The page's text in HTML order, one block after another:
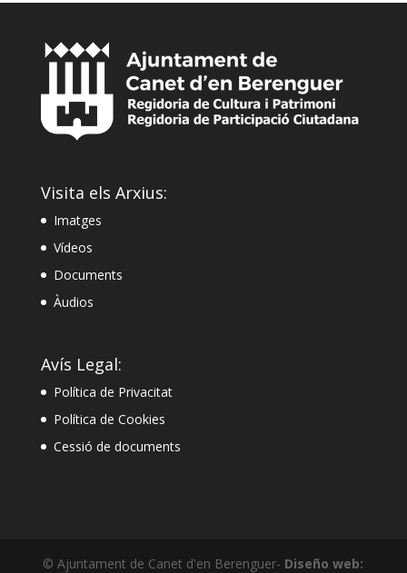
Visita els Arxius:
Imatges
Vídeos
Documents
Àudios
Avís Legal:
Política de Privacitat
Política de Cookies
Cessió de documents
© Ajuntament de Canet d'en Berenguer- Diseño web: